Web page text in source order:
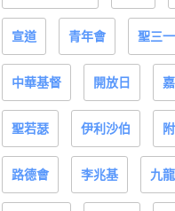
宣道 青年會 聖三一
中華基督 開放日
聖若瑟 伊利沙伯
路德會 李兆基 九龍